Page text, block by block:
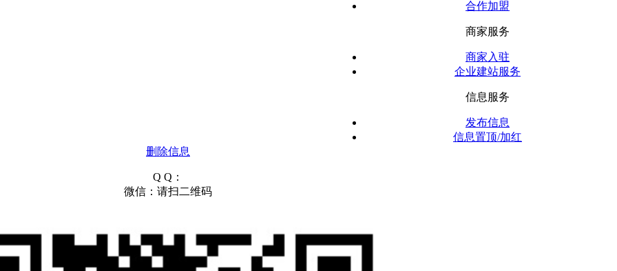
合作加盟
商家服务
商家入驻
企业建站服务
信息服务
发布信息
信息置顶/加红
删除信息
Q Q：
微信：请扫二维码